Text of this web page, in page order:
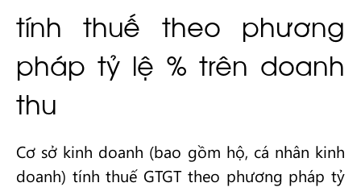
tính thuế theo phương
pháp tỷ lệ % trên doanh
thu
Cơ sở kinh doanh (bao gồm hộ, cá nhân kinh
doanh) tính thuế GTGT theo phương pháp tỷ